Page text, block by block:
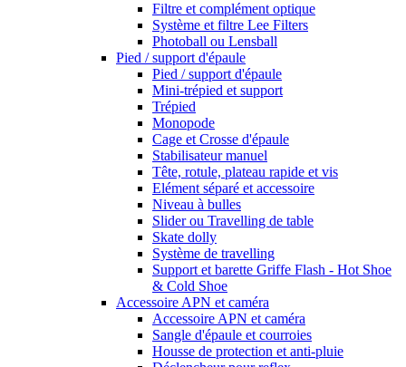
Filtre et complément optique
Système et filtre Lee Filters
Photoball ou Lensball
Pied / support d'épaule
Pied / support d'épaule
Mini-trépied et support
Trépied
Monopode
Cage et Crosse d'épaule
Stabilisateur manuel
Tête, rotule, plateau rapide et vis
Elément séparé et accessoire
Niveau à bulles
Slider ou Travelling de table
Skate dolly
Système de travelling
Support et barette Griffe Flash - Hot Shoe
& Cold Shoe
Accessoire APN et caméra
Accessoire APN et caméra
Sangle d'épaule et courroies
Housse de protection et anti-pluie